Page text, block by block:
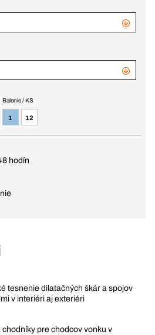
Balenie / KS
1 12
hodín
tesnenie dilatačných škár a spojov
v interiéri aj exteriéri
chodníky pre chodcov vonku v